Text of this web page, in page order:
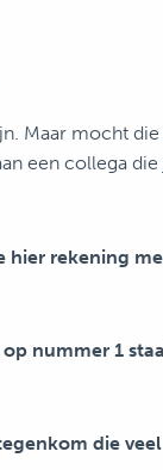
Maar mocht
een collega
hier rekening
nummer 1
die veel